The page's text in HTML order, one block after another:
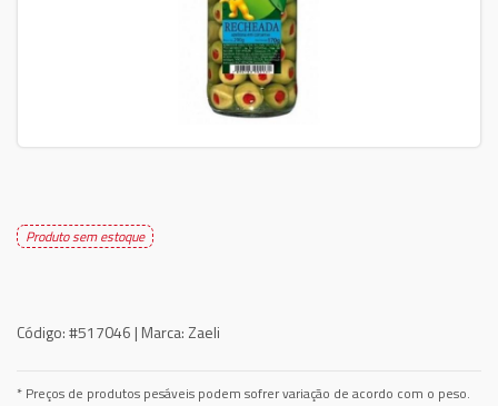
Produto sem estoque
Código:#517046 | Marca: Zaeli
* Preços de produtos pesáveis podem sofrer variação de acordo com o peso.